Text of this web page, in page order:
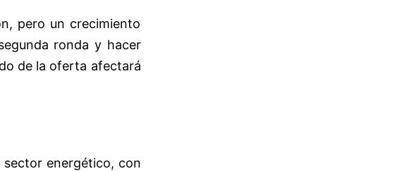
pero un crecimiento
ronda y hacer
de la oferta afectará
sector energético, con